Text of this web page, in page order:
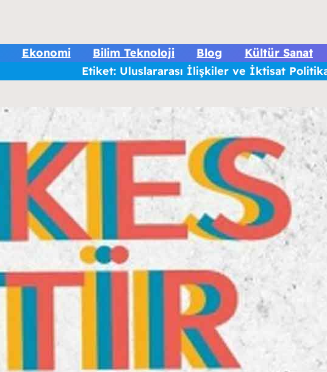
Ekonomi Bilim Teknoloji Blog Kültür Sanat
Etiket: Uluslararası İlişkiler ve İktisat